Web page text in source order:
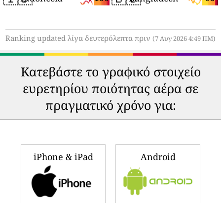
Ranking updated λίγα δευτερόλεπτα πριν (7 Αυγ 2026 4:49 ΠΜ)
Κατεβάστε το γραφικό στοιχείο
ευρετηρίου ποιότητας αέρα σε
πραγματικό χρόνο για:
iPhone & iPad Android